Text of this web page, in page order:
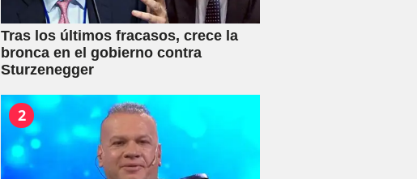
Tras los últimos fracasos, crece la
bronca en el gobierno contra
Sturzenegger
2